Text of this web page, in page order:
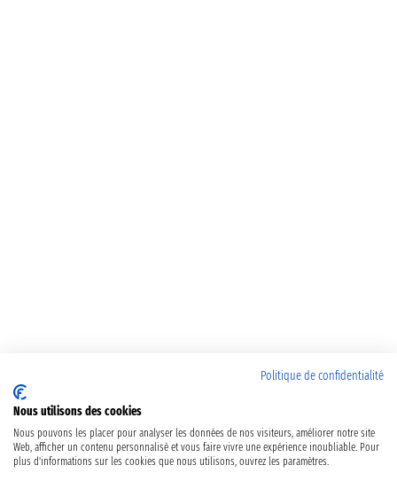
Politique de confidentialité
Nous utilisons des cookies
Nous pouvons les placer pour analyser les données de nos visiteurs, améliorer notre site
Web, afficher un contenu personnalisé et vous faire vivre une expérience inoubliable. Pour
plus d'informations sur les cookies que nous utilisons, ouvrez les paramètres.